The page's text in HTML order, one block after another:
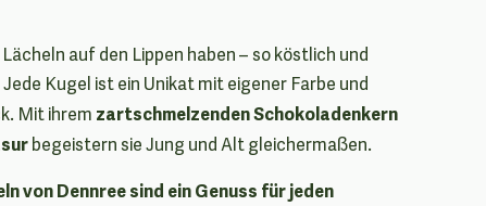
auf den Lippen haben – so köstlich und
Kugel ist ein Unikat mit eigener Farbe und
Mit ihrem zartschmelzenden Schokoladenkern
begeistern sie Jung und Alt gleichermaßen.
von Dennree sind ein Genuss für jeden